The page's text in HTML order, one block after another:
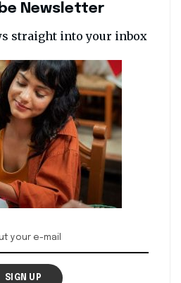
Newsletter
straight into your inbox
SIGN UP